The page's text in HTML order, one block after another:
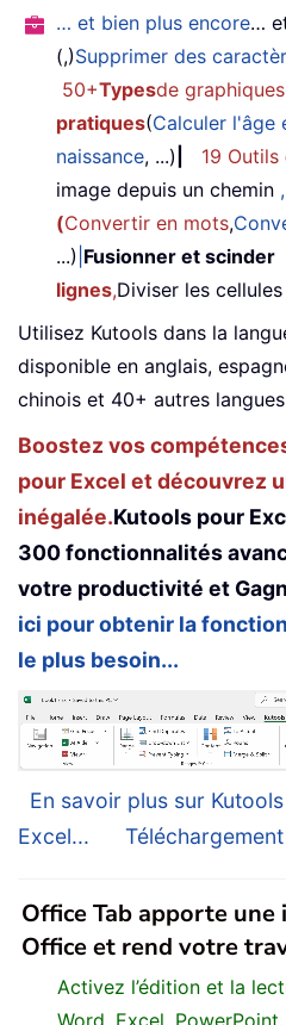
… et bien plus encore…
(,)Supprimer des
50+Typesde graphiques
pratiques(Calculer l'âge
naissance, ...) 19 Outils
image depuis un chemin
(Convertir en mots,
...) Fusionner et scinder
lignes,Diviser les cellules
Utilisez Kutools dans la
disponible en anglais,
chinois et 40+ autres
Boostez vos
pour Excel et découvrez
inégalée.Kutools pour
300 fonctionnalités
votre productivité et
ici pour obtenir la
le plus besoin...
En savoir plus sur
Excel...
Office Tab apporte
Office et rend votre
Activez l’édition et la